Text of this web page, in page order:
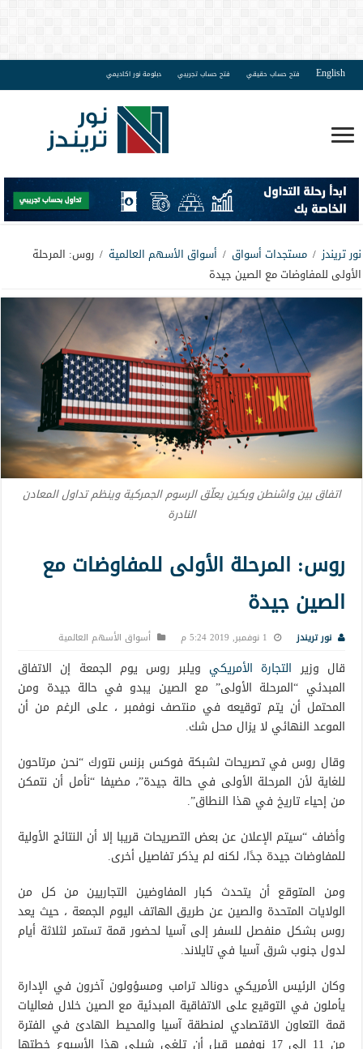
English فتح حساب حقيقي فتح حساب تجريبي دبلومة نور اكاديمي
نور تريندز / مستجدات أسواق / أسواق الأسهم العالمية / روس: المرحلة
الأولى للمفاوضات مع الصين جيدة
اتفاق بين واشنطن وبكين يعلّق الرسوم الجمركية وينظم تداول المعادن
النادرة
روس: المرحلة الأولى للمفاوضات مع
الصين جيدة
نور تريندز 1 نوفمبر, 2019 5:24 م أسواق الأسهم العالمية
قال وزير التجارة الأمريكي ويلبر روس يوم الجمعة إن الاتفاق
المبدئي “المرحلة الأولى” مع الصين يبدو في حالة جيدة ومن
المحتمل أن يتم توقيعه في منتصف نوفمبر ، على الرغم من أن
الموعد النهائي لا يزال محل شك.
وقال روس في تصريحات لشبكة فوكس بزنس نتورك “نحن مرتاحون
للغاية لأن المرحلة الأولى في حالة جيدة”، مضيفا “نأمل أن نتمكن
من إحياء تاريخ في هذا النطاق”.
وأضاف “سيتم الإعلان عن بعض التصريحات قريبا إلا أن النتائج الأولية
للمفاوضات جيدة جدًا، لكنه لم يذكر تفاصيل أخرى.
ومن المتوقع أن يتحدث كبار المفاوضين التجاريين من كل من
الولايات المتحدة والصين عن طريق الهاتف اليوم الجمعة ، حيث يعد
روس بشكل منفصل للسفر إلى آسيا لحضور قمة تستمر لثلاثة أيام
لدول جنوب شرق آسيا في تايلاند.
وكان الرئيس الأمريكي دونالد ترامب ومسؤولون آخرون في الإدارة
يأملون في التوقيع على الاتفاقية المبدئية مع الصين خلال فعاليات
قمة التعاون الاقتصادي لمنطقة آسيا والمحيط الهادئ في الفترة